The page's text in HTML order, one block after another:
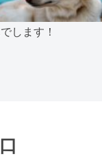
します！